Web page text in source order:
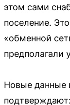
этом сами
поселение.
«обменной
предполагали
Новые данные